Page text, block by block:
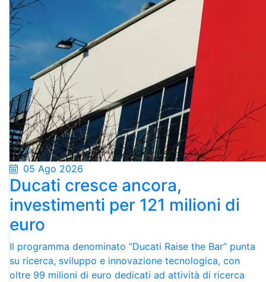
05 Ago 2026
Ducati cresce ancora,
investimenti per 121 milioni di
euro
Il programma denominato “Ducati Raise the Bar” punta
su ricerca, sviluppo e innovazione tecnologica, con
oltre 99 milioni di euro dedicati ad attività di ricerca